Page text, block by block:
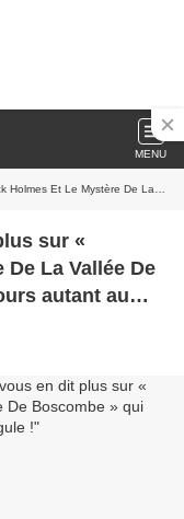
MENU
» qui cartonne toujours autant au Grand Point Virgule !
sur «
La Vallée De
autant au